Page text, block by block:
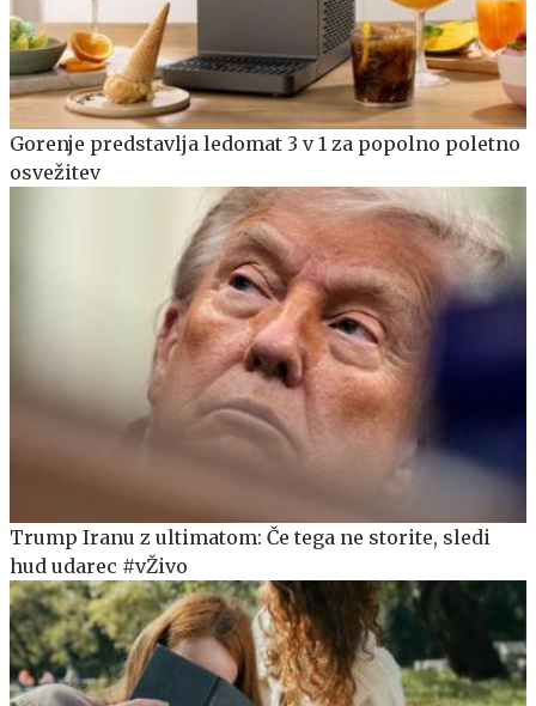
Gorenje predstavlja ledomat 3 v 1 za popolno poletno
osvežitev
Trump Iranu z ultimatom: Če tega ne storite, sledi
hud udarec #vŽivo